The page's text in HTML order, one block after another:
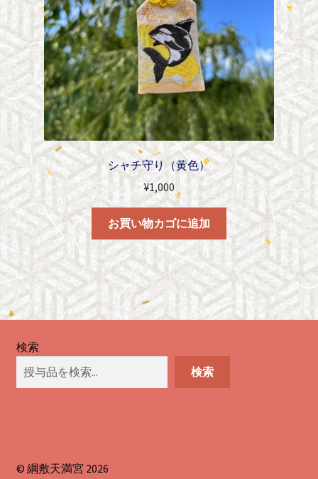
シャチ守り（黄色）
¥1,000
お買い物カゴに追加
検索
検索
© 綱敷天満宮 2026